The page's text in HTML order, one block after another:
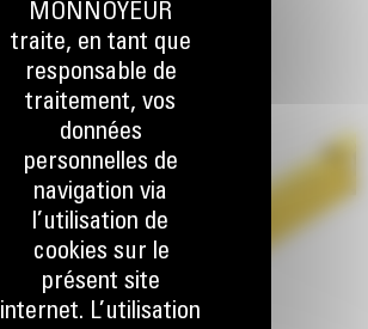
MONNOYEUR
traite, en tant que
responsable de
traitement, vos
données
personnelles de
navigation via
l’utilisation de
cookies sur le
présent site
internet. L’utilisation